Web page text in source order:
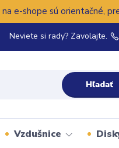
e-shope sú orientačné,
Hľadať
Neviete si rady? Zavolajte.
Vzdušnice